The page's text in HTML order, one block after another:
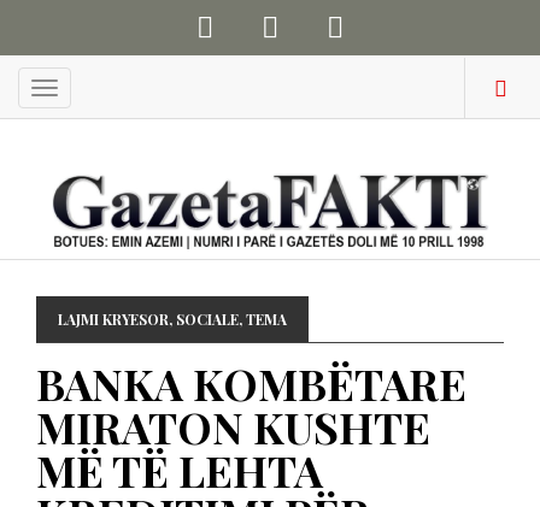
Menu
LAJMI KRYESOR, SOCIALE,TEMA
BANKA KOMBËTARE
MIRATON KUSHTE
MË TË LEHTA